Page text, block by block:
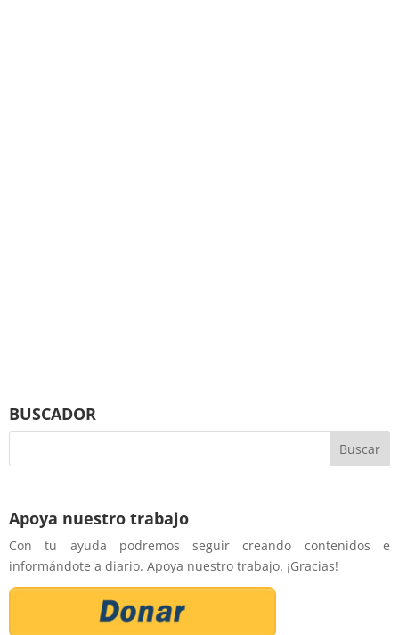
BUSCADOR
Apoya nuestro trabajo
Con tu ayuda podremos seguir creando contenidos e
informándote a diario. Apoya nuestro trabajo. ¡Gracias!